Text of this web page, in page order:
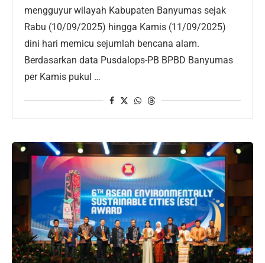
mengguyur wilayah Kabupaten Banyumas sejak
Rabu (10/09/2025) hingga Kamis (11/09/2025)
dini hari memicu sejumlah bencana alam.
Berdasarkan data Pusdalops-PB BPBD Banyumas
per Kamis pukul …